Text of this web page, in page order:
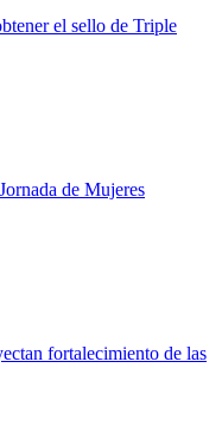
el sello de Triple
de Mujeres
fortalecimiento de las